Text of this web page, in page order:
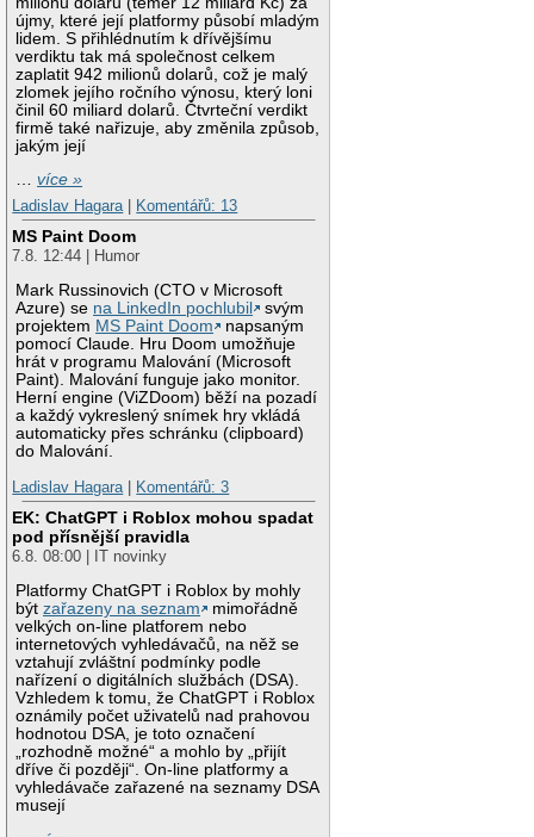
újmy, které její platformy působí mladým
lidem. S přihlédnutím k dřívějšímu
verdiktu tak má společnost celkem
zaplatit 942 milionů dolarů, což je malý
zlomek jejího ročního výnosu, který loni
činil 60 miliard dolarů. Čtvrteční verdikt
firmě také nařizuje, aby změnila způsob,
jakým její
…více »
Ladislav Hagara
Komentářů: 13
MS Paint Doom
7.8. 12:44 | Humor
Mark Russinovich (CTO v Microsoft
Azure) se na LinkedIn pochlubil
svým
projektem MS Paint Doom
napsaným
pomocí Claude. Hru Doom umožňuje
hrát v programu Malování (Microsoft
Paint). Malování funguje jako monitor.
Herní engine (ViZDoom) běží na pozadí
a každý vykreslený snímek hry vkládá
automaticky přes schránku (clipboard)
do Malování.
Ladislav Hagara
Komentářů: 3
EK: ChatGPT i Roblox mohou spadat
pod přísnější pravidla
6.8. 08:00 | IT novinky
Platformy ChatGPT i Roblox by mohly
býtzařazeny na seznam
mimořádně
velkých on-line platforem nebo
internetových vyhledávačů, na něž se
vztahují zvláštní podmínky podle
nařízení o digitálních službách (DSA).
Vzhledem k tomu, že ChatGPT i Roblox
oznámily počet uživatelů nad prahovou
hodnotou DSA, je toto označení
„rozhodně možné“ a mohlo by „přijít
dříve či později“. On-line platformy a
vyhledávače zařazené na seznamy DSA
musejí